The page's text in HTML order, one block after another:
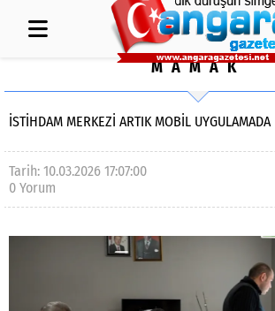
MAMAK
İSTIHDAM MERKEZI ARTIK MOBIL UYGULAMADA
Tarih: 10.03.2026 17:07:00
0 Yorum